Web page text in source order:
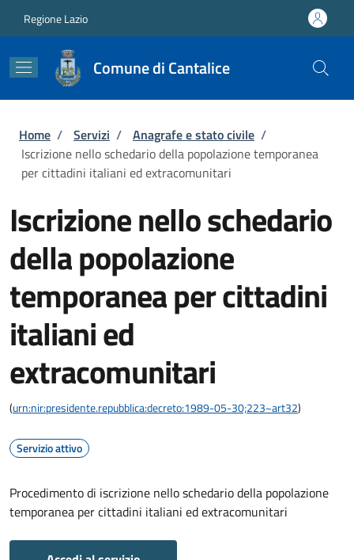
Regione Lazio
Comune di Cantalice
Briciole di pane
Home / Servizi / Anagrafe e stato civile /
Iscrizione nello schedario della popolazione temporanea
per cittadini italiani ed extracomunitari
Iscrizione nello schedario
della popolazione
temporanea per cittadini
italiani ed
extracomunitari
(urn:nir:presidente.repubblica:decreto:1989-05-30;223~art32)
Servizio attivo
Procedimento di iscrizione nello schedario della popolazione
temporanea per cittadini italiani ed extracomunitari